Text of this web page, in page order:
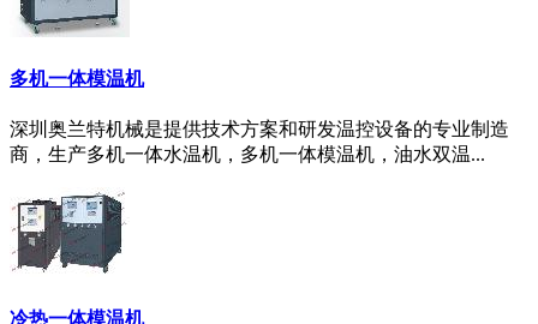
多机一体模温机
深圳奥兰特机械是提供技术方案和研发温控设备的专业制造
商，生产多机一体水温机，多机一体模温机，油水双温...
冷热一体模温机